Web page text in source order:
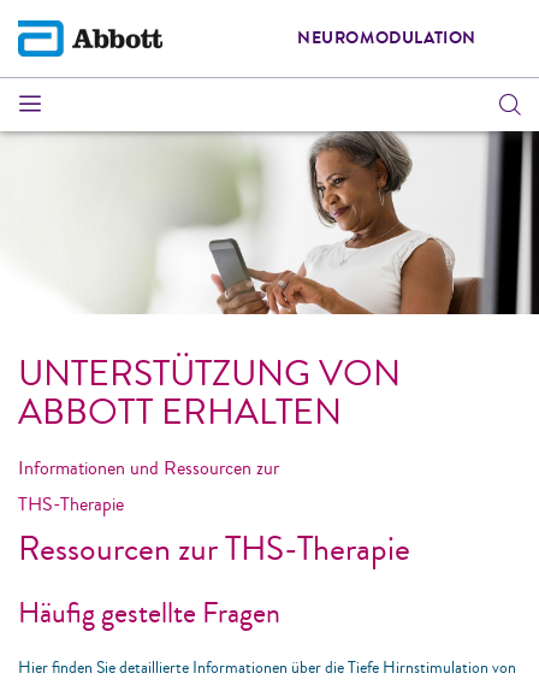
NEUROMODULATION
UNTERSTÜTZUNG VON
ABBOTT ERHALTEN
Informationen und Ressourcen zur
THS-Therapie
Ressourcen zur THS-Therapie
Häufig gestellte Fragen
Hier finden Sie detaillierte Informationen über die Tiefe Hirnstimulation von